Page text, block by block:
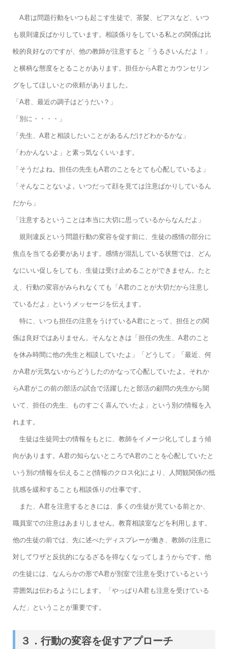
A君は問題行動をいつも起こす生徒で、茶髪、ピアスなど、いつ
も規則違反ばかりしています。相談係りをしている私との関係は比
較的良好なのですが、他の教師が注意すると「うるさいんだよ！」
と横柄な態度をとることがあります。担任からA君とカウンセリン
グをしてほしいとの依頼がありました。
「A君、最近の調子はどうだい？」
「別に・・・・」
「先生、A君と相談したいことがあるんだけどわかるかな」
「わかんないよ」と素っ気なくいいます。
「そうだよね。担任の先生もA君のことをとても心配しているよ」
「そんなことないよ。いつだって顔を見ては注意ばかりしているん
だから」
「注意するということは本当に大切に思っているからなんだよ」
規則違反という問題行動の変容を促す前に、生徒の感情の部分に
焦点を当てる必要があります。感情が混乱している状態では、どん
なにいい促しをしても、生徒は受け止めることができません。たと
え、行動の変容がみられなくても「A君のことが大切だから注意し
ているだよ」というメッセージを伝えます。
特に、いつも担任の注意をうけているA君にとって、担任との関
係は良好ではありません。そんなときは「担任の先生、A君のこと
を休み時間に他の先生と相談していたよ」「どうして」「最近、何
かA君が元気ないからどうしたのかなって心配していたよ。それか
らA君がこの前の部活の試合で活躍したと部活の顧問の先生から聞
いて、担任の先生、ものすごく喜んでいたよ」という別の情報を入
れます。
生徒は生徒同士の情報をもとに、教師をイメージ化してしまう傾
向があります。A君の知らないところでA君のことを心配していたと
いう別の情報を伝えること(情報のクロス化)により、人間観関係の抵
抗感を緩和することも相談係りの仕事です。
また、A君を注意するときには、多くの生徒が見ている前とか、
職員室での注意はあまりしません。教育相談室などを利用します。
他の生徒の前では、先に述べたディスプレーが働き、教師の注意に
対してワザと反抗的になるざるを得なくなってしまうからです。他
の生徒には、なんらかの形でA君が別室で注意を受けているという
雰囲気は伝わるようにします。「やっぱりA君も注意を受けている
んだ」ということが重要です。
３．行動の変容を促すアプローチ